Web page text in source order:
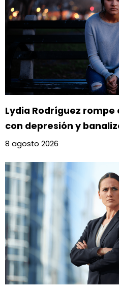
Lydia Rodríguez rompe
con depresión y
8 agosto 2026